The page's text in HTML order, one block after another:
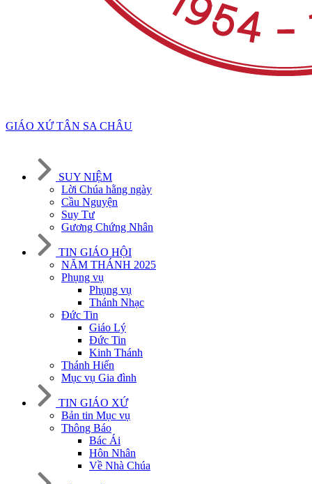
GIÁO XỨ TÂN SA CHÂU
SUY NIỆM
Lời Chúa hằng ngày
Cầu Nguyện
Suy Tư
Gương Chứng Nhân
TIN GIÁO HỘI
NĂM THÁNH 2025
Phụng vụ
Phụng vụ
Thánh Nhạc
Đức Tin
Giáo Lý
Đức Tin
Kinh Thánh
Thánh Hiến
Mục vụ Gia đình
TIN GIÁO XỨ
Bản tin Mục vụ
Thông Báo
Bác Ái
Hôn Nhân
Về Nhà Chúa